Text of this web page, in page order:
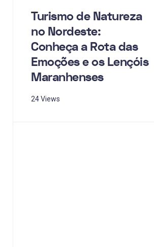
Turismo de Natureza
no Nordeste:
Conheça a Rota das
Emoções e os Lençóis
Maranhenses
24 Views